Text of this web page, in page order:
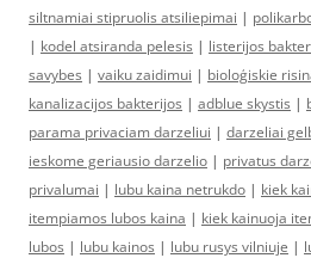
siltnamiai stipruolis atsiliepimai |
| kodel atsiranda pelesis | listerijos
savybes | vaiku zaidimui | bioloģiskie
kanalizacijos bakterijos | adblue skystis |
parama privaciam darzeliui | darzeliai
ieskome geriausio darzelio | privatus
privalumai | lubu kaina netrukdo | kiek
itempiamos lubos kaina | kiek kainuoja
lubos | lubu kainos | lubu rusys vilniuje |